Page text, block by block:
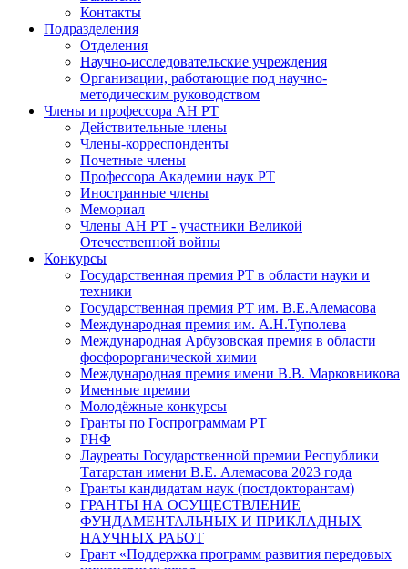
Контакты
Подразделения
Отделения
Научно-исследовательские учреждения
Организации, работающие под научно-
методическим руководством
Члены и профессора АН РТ
Действительные члены
Члены-корреспонденты
Почетные члены
Профессора Академии наук РТ
Иностранные члены
Мемориал
Члены АН РТ - участники Великой
Отечественной войны
Конкурсы
Государственная премия РТ в области науки и
техники
Государственная премия РТ им. В.Е.Алемасова
Международная премия им. А.Н.Туполева
Международная Арбузовская премия в области
фосфорорганической химии
Международная премия имени В.В. Марковникова
Именные премии
Молодёжные конкурсы
Гранты по Госпрограммам РТ
РНФ
Лауреаты Государственной премии Республики
Татарстан имени В.Е. Алемасова 2023 года
Гранты кандидатам наук (постдокторантам)
ГРАНТЫ НА ОСУЩЕСТВЛЕНИЕ
ФУНДАМЕНТАЛЬНЫХ И ПРИКЛАДНЫХ
НАУЧНЫХ РАБОТ
Грант «Поддержка программ развития передовых